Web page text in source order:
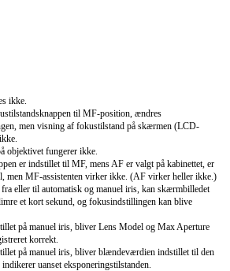
ikke.
til MF-position, ændres
men visning af fokustilstand på skærmen (LCD-
objektivet fungerer ikke.
er indstillet til MF, mens AF er valgt på kabinettet, er
men MF-assistenten virker ikke. (AF virker heller ikke.)
eller til automatisk og manuel iris, kan skærmbilledet
et kort sekund, og fokusindstillingen kan blive
på manuel iris, bliver Lens Model og Max Aperture
korrekt.
på manuel iris, bliver blændeværdien indstillet til den
uanset eksponeringstilstanden.